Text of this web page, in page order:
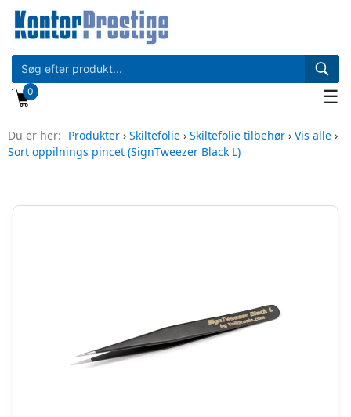
0 ☰
Du er her: Produkter › Skiltefolie › Skiltefolie tilbehør › Vis alle ›
Sort oppilnings pincet (SignTweezer Black L)